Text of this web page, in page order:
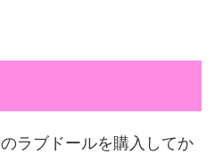
ラブドールを購入してか